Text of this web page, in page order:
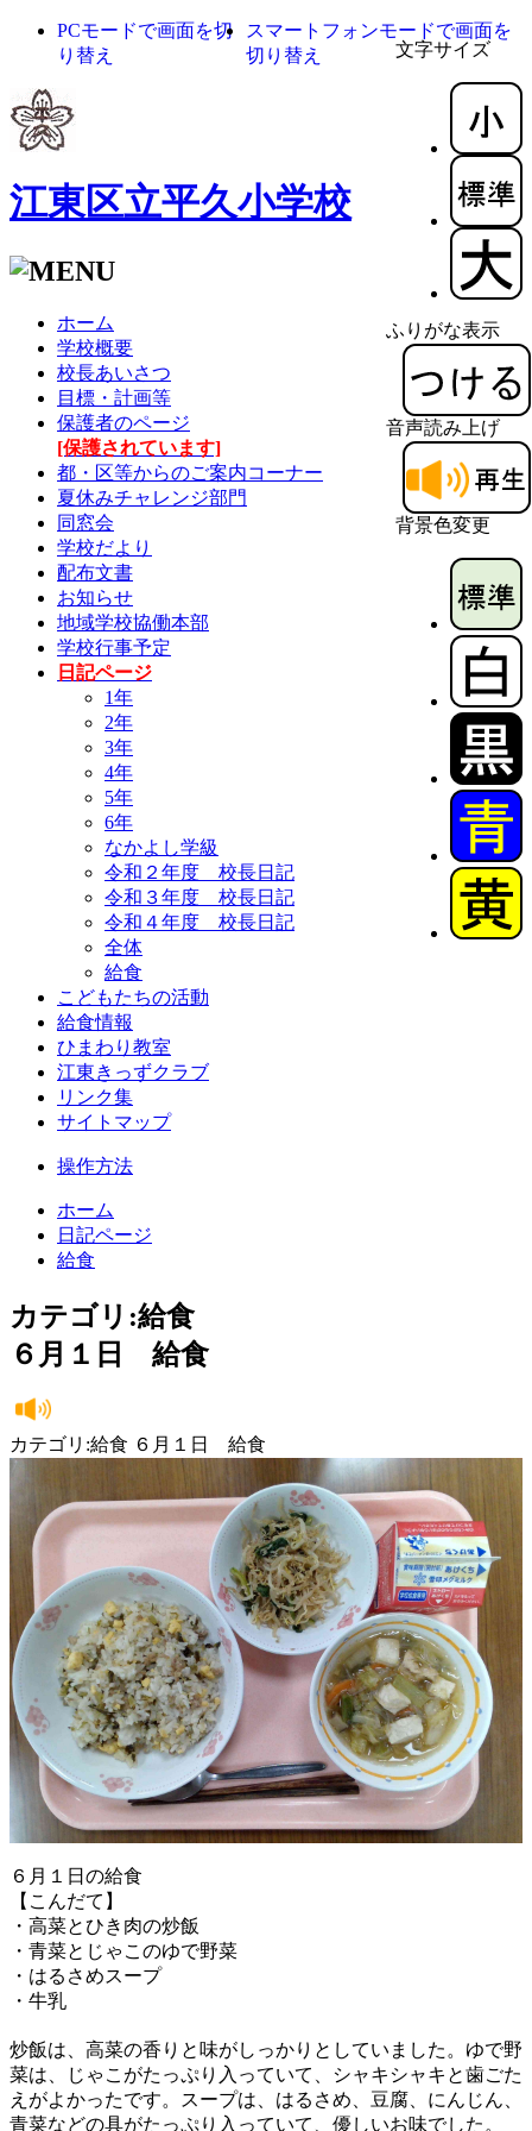
文字サイズ
ふりがな表示
音声読み上げ
背景色変更
PCモードで画面を切
り替え
スマートフォンモードで画面を
切り替え
江東区立平久小学校
ホーム
学校概要
校長あいさつ
目標・計画等
保護者のページ
[保護されています]
都・区等からのご案内コーナー
夏休みチャレンジ部門
同窓会
学校だより
配布文書
お知らせ
地域学校協働本部
学校行事予定
日記ページ
1年
2年
3年
4年
5年
6年
なかよし学級
令和２年度 校長日記
令和３年度 校長日記
令和４年度 校長日記
全体
給食
こどもたちの活動
給食情報
ひまわり教室
江東きっずクラブ
リンク集
サイトマップ
操作方法
ホーム
日記ページ
給食
カテゴリ:給食
６月１日 給食
カテゴリ:給食 ６月１日 給食
６月１日の給食
【こんだて】
・高菜とひき肉の炒飯
・青菜とじゃこのゆで野菜
・はるさめスープ
・牛乳
炒飯は、高菜の香りと味がしっかりとしていました。ゆで野
菜は、じゃこがたっぷり入っていて、シャキシャキと歯ごた
えがよかったです。スープは、はるさめ、豆腐、にんじん、
青菜などの具がたっぷり入っていて、優しいお味でした。